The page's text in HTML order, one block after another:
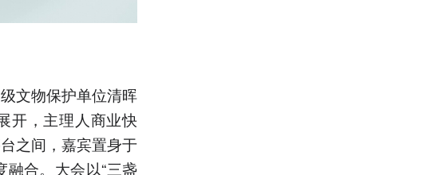
文物保护单位清晖
开，主理人商业快
之间，嘉宾置身于
合。大会以“三盏